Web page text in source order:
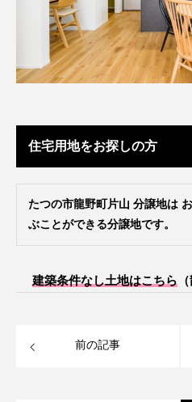
住宅用地をお探しの方
たつの市龍野町片山 分譲地は
ぶことができる分譲地です。
建築条件なし土地はこちら
前の記事